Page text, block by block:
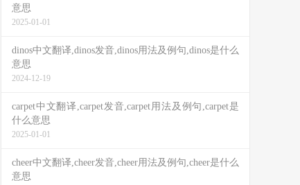
意思
2025-01-01
dinos中文翻译,dinos发音,dinos用法及例句,dinos是什么
意思
2024-12-19
carpet中文翻译,carpet发音,carpet用法及例句,carpet是
什么意思
2025-01-01
cheer中文翻译,cheer发音,cheer用法及例句,cheer是什么
意思